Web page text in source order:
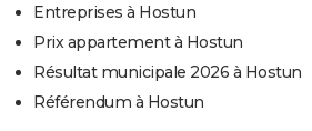
Entreprises à Hostun
Prix appartement à Hostun
Résultat municipale 2026 à Hostun
Référendum à Hostun